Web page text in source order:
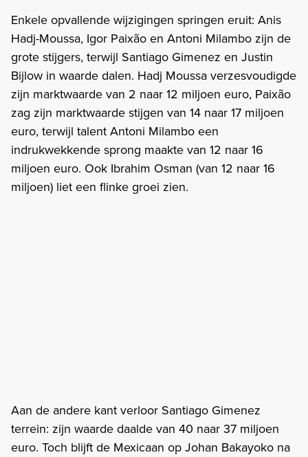
Enkele opvallende wijzigingen springen eruit: Anis
Hadj-Moussa, Igor Paixão en Antoni Milambo zijn de
grote stijgers, terwijl Santiago Gimenez en Justin
Bijlow in waarde dalen. Hadj Moussa verzesvoudigde
zijn marktwaarde van 2 naar 12 miljoen euro, Paixão
zag zijn marktwaarde stijgen van 14 naar 17 miljoen
euro, terwijl talent Antoni Milambo een
indrukwekkende sprong maakte van 12 naar 16
miljoen euro. Ook Ibrahim Osman (van 12 naar 16
miljoen) liet een flinke groei zien.
Aan de andere kant verloor Santiago Gimenez
terrein: zijn waarde daalde van 40 naar 37 miljoen
euro. Toch blijft de Mexicaan op Johan Bakayoko na